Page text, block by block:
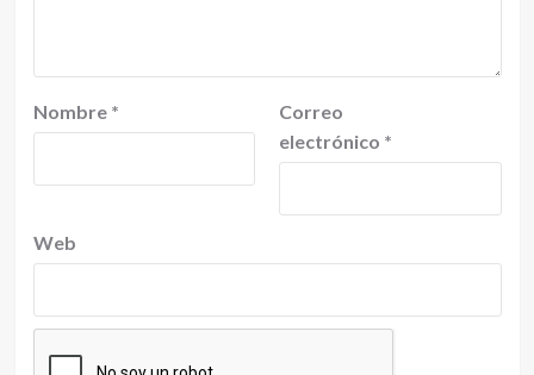
Nombre *
Correo
electrónico *
Web